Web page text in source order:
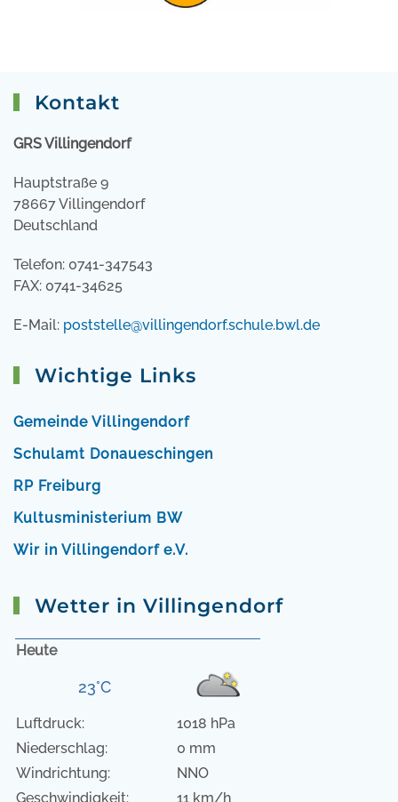
Kontakt
GRS Villingendorf
Hauptstraße 9
78667 Villingendorf
Deutschland
Telefon: 0741-347543
FAX: 0741-34625
E-Mail: poststelle@villingendorf.schule.bwl.de
Wichtige Links
Gemeinde Villingendorf
Schulamt Donaueschingen
RP Freiburg
Kultusministerium BW
Wir in Villingendorf e.V.
Wetter in Villingendorf
Heute
23°C
Luftdruck:
1018 hPa
Niederschlag:
0 mm
Windrichtung:
NNO
Geschwindigkeit:
11 km/h